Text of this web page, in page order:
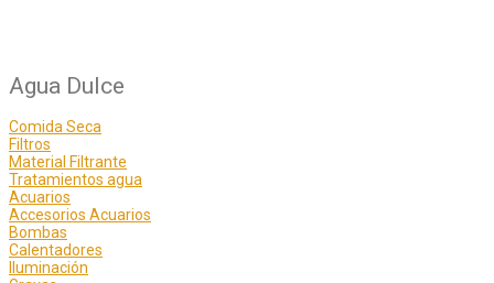
Agua Dulce
Comida Seca
Filtros
Material Filtrante
Tratamientos agua
Acuarios
Accesorios Acuarios
Bombas
Calentadores
Iluminación